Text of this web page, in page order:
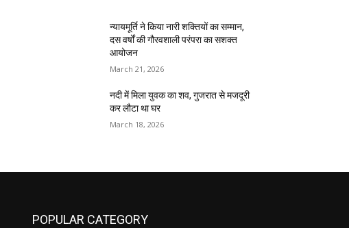
न्यायमूर्ति ने किया नारी शक्तियों का सम्मान,
दस वर्षों की गौरवशाली परंपरा का सशक्त
आयोजन
March 21, 2026
नदी में मिला युवक का शव, गुजरात से मजदूरी
कर लौटा था घर
March 18, 2026
POPULAR CATEGORY